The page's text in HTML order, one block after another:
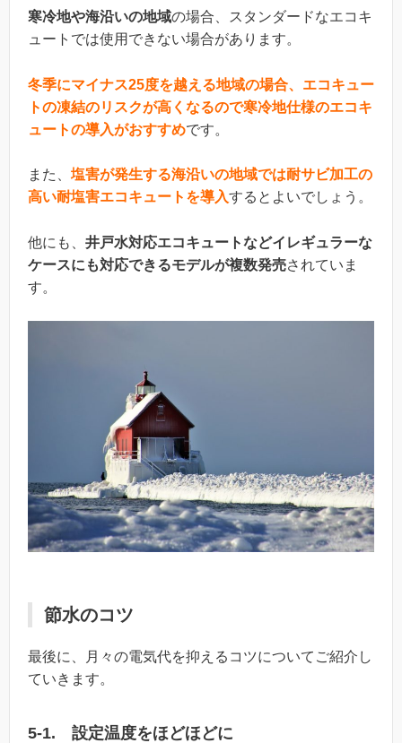
寒冷地や海沿いの地域の場合、スタンダードなエコキ
ュートでは使用できない場合があります。
冬季にマイナス25度を越える地域の場合、エコキュー
トの凍結のリスクが高くなるので寒冷地仕様のエコキ
ュートの導入がおすすめです。
また、 塩害が発生する海沿いの地域では耐サビ加工の
高い耐塩害エコキュートを導入するとよいでしょう。
他にも、 井戸水対応エコキュートなどイレギュラーな
ケースにも対応できるモデルが複数発売されていま
す。
節水のコツ
最後に、月々の電気代を抑えるコツについてご紹介し
ていきます。
5-1. 設定温度をほどほどに